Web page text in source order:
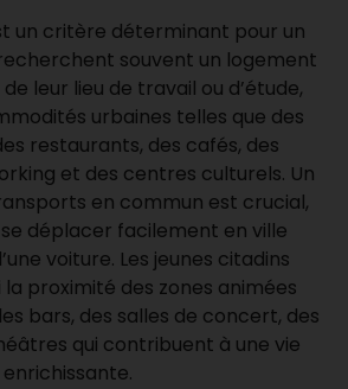
un critère déterminant pour un
souvent un logement
leur lieu de travail ou d’étude,
urbaines telles que des
restaurants, des cafés, des
et des centres culturels. Un
en commun est crucial,
déplacer facilement en ville
voiture. Les jeunes citadins
proximité des zones animées
bars, des salles de concert, des
qui contribuent à une vie